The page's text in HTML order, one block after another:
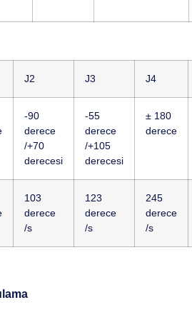
J2 J3 J4
-90
derece
/+70
derecesi
-55
derece
/+105
derecesi
± 180
derece
103
derece
/s
123
derece
/s
245
derece
/s